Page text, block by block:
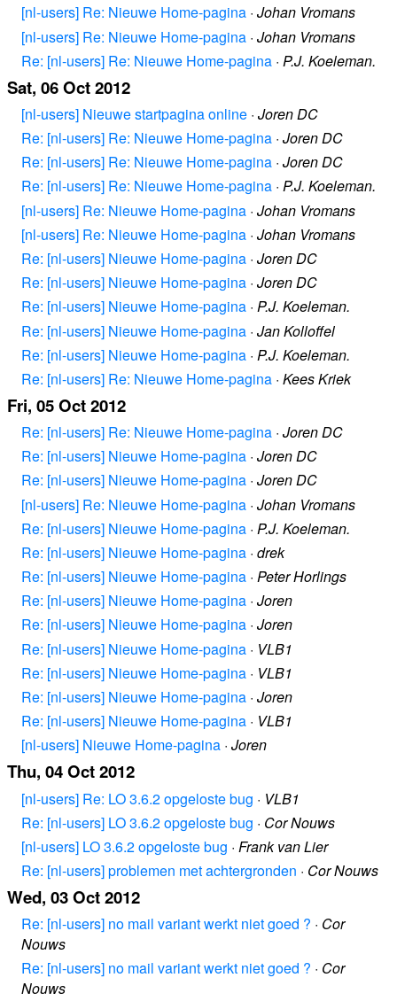
[nl-users] Re: Nieuwe Home-pagina · Johan Vromans
[nl-users] Re: Nieuwe Home-pagina · Johan Vromans
Re: [nl-users] Re: Nieuwe Home-pagina · P.J. Koeleman.
Sat, 06 Oct 2012
[nl-users] Nieuwe startpagina online · Joren DC
Re: [nl-users] Re: Nieuwe Home-pagina · Joren DC
Re: [nl-users] Re: Nieuwe Home-pagina · Joren DC
Re: [nl-users] Re: Nieuwe Home-pagina · P.J. Koeleman.
[nl-users] Re: Nieuwe Home-pagina · Johan Vromans
[nl-users] Re: Nieuwe Home-pagina · Johan Vromans
Re: [nl-users] Nieuwe Home-pagina · Joren DC
Re: [nl-users] Nieuwe Home-pagina · Joren DC
Re: [nl-users] Nieuwe Home-pagina · P.J. Koeleman.
Re: [nl-users] Nieuwe Home-pagina · Jan Kolloffel
Re: [nl-users] Nieuwe Home-pagina · P.J. Koeleman.
Re: [nl-users] Re: Nieuwe Home-pagina · Kees Kriek
Fri, 05 Oct 2012
Re: [nl-users] Re: Nieuwe Home-pagina · Joren DC
Re: [nl-users] Nieuwe Home-pagina · Joren DC
Re: [nl-users] Nieuwe Home-pagina · Joren DC
[nl-users] Re: Nieuwe Home-pagina · Johan Vromans
Re: [nl-users] Nieuwe Home-pagina · P.J. Koeleman.
Re: [nl-users] Nieuwe Home-pagina · drek
Re: [nl-users] Nieuwe Home-pagina · Peter Horlings
Re: [nl-users] Nieuwe Home-pagina · Joren
Re: [nl-users] Nieuwe Home-pagina · Joren
Re: [nl-users] Nieuwe Home-pagina · VLB1
Re: [nl-users] Nieuwe Home-pagina · VLB1
Re: [nl-users] Nieuwe Home-pagina · Joren
Re: [nl-users] Nieuwe Home-pagina · VLB1
[nl-users] Nieuwe Home-pagina · Joren
Thu, 04 Oct 2012
[nl-users] Re: LO 3.6.2 opgeloste bug · VLB1
Re: [nl-users] LO 3.6.2 opgeloste bug · Cor Nouws
[nl-users] LO 3.6.2 opgeloste bug · Frank van Lier
Re: [nl-users] problemen met achtergronden · Cor Nouws
Wed, 03 Oct 2012
Re: [nl-users] no mail variant werkt niet goed ? · Cor
Nouws
Re: [nl-users] no mail variant werkt niet goed ? · Cor
Nouws